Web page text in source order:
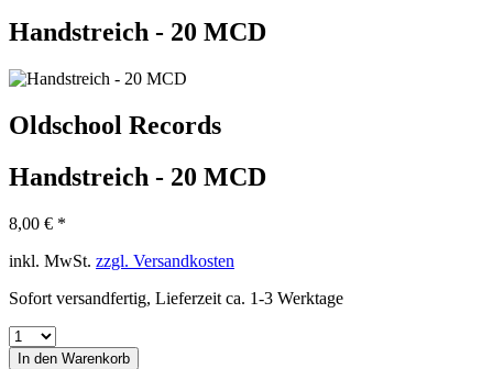
Handstreich - 20 MCD
Oldschool Records
Handstreich - 20 MCD
8,00 € *
inkl. MwSt. zzgl. Versandkosten
Sofort versandfertig, Lieferzeit ca. 1-3 Werktage
In den Warenkorb